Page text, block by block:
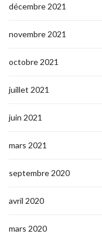
décembre 2021
novembre 2021
octobre 2021
juillet 2021
juin 2021
mars 2021
septembre 2020
avril 2020
mars 2020